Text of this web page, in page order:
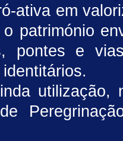
ativa em
património
pontes e
utilização,